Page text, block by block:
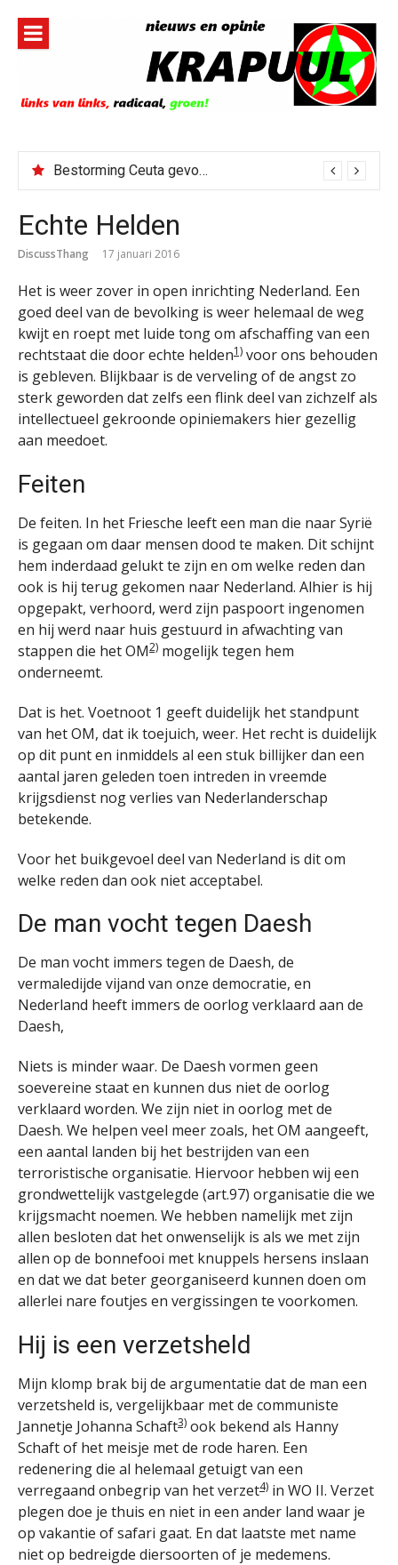
inhoud
Bestorming Ceuta gevolg van op sociale media verspreide hoax?
Echte Helden
DiscussThang 17 januari 2016
Het is weer zover in open inrichting Nederland. Een
goed deel van de bevolking is weer helemaal de weg
kwijt en roept met luide tong om afschaffing van een
rechtstaat die door echte helden1) voor ons behouden
is gebleven. Blijkbaar is de verveling of de angst zo
sterk geworden dat zelfs een flink deel van zichzelf als
intellectueel gekroonde opiniemakers hier gezellig
aan meedoet.
Feiten
De feiten. In het Friesche leeft een man die naar Syrië
is gegaan om daar mensen dood te maken. Dit schijnt
hem inderdaad gelukt te zijn en om welke reden dan
ook is hij terug gekomen naar Nederland. Alhier is hij
opgepakt, verhoord, werd zijn paspoort ingenomen
en hij werd naar huis gestuurd in afwachting van
stappen die het OM2) mogelijk tegen hem
onderneemt.
Dat is het. Voetnoot 1 geeft duidelijk het standpunt
van het OM, dat ik toejuich, weer. Het recht is duidelijk
op dit punt en inmiddels al een stuk billijker dan een
aantal jaren geleden toen intreden in vreemde
krijgsdienst nog verlies van Nederlanderschap
betekende.
Voor het buikgevoel deel van Nederland is dit om
welke reden dan ook niet acceptabel.
De man vocht tegen Daesh
De man vocht immers tegen de Daesh, de
vermaledijde vijand van onze democratie, en
Nederland heeft immers de oorlog verklaard aan de
Daesh,
Niets is minder waar. De Daesh vormen geen
soevereine staat en kunnen dus niet de oorlog
verklaard worden. We zijn niet in oorlog met de
Daesh. We helpen veel meer zoals, het OM aangeeft,
een aantal landen bij het bestrijden van een
terroristische organisatie. Hiervoor hebben wij een
grondwettelijk vastgelegde (art.97) organisatie die we
krijgsmacht noemen. We hebben namelijk met zijn
allen besloten dat het onwenselijk is als we met zijn
allen op de bonnefooi met knuppels hersens inslaan
en dat we dat beter georganiseerd kunnen doen om
allerlei nare foutjes en vergissingen te voorkomen.
Hij is een verzetsheld
Mijn klomp brak bij de argumentatie dat de man een
verzetsheld is, vergelijkbaar met de communiste
Jannetje Johanna Schaft3) ook bekend als Hanny
Schaft of het meisje met de rode haren. Een
redenering die al helemaal getuigt van een
verregaand onbegrip van het verzet4) in WO II. Verzet
plegen doe je thuis en niet in een ander land waar je
op vakantie of safari gaat. En dat laatste met name
niet op bedreigde diersoorten of je medemens.